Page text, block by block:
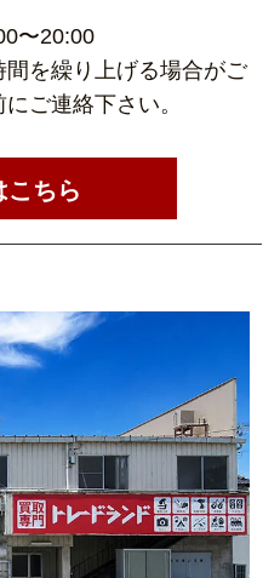
〜20:00
を繰り上げる場合がご
ご連絡下さい。
こちら